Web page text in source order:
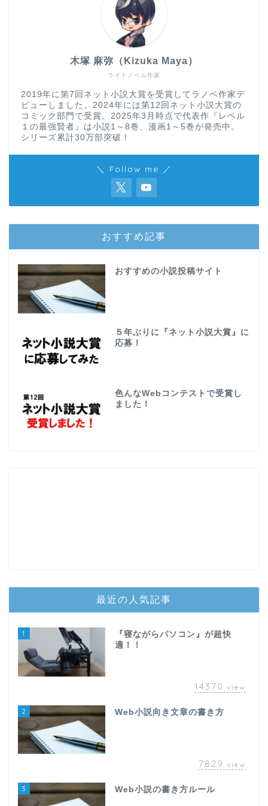
ライトノベル作家
木塚 麻弥（Kizuka Maya）
2019年に第7回ネット小説大賞を受賞してラノベ作家デ
ビューしました。2024年には第12回ネット小説大賞の
コミック部門で受賞。2025年3月時点で代表作『レベル
１の最強賢者』は小説1～8巻、漫画1～5巻が発売中。
シリーズ累計30万部突破！
＼ Follow me ／
おすすめ記事
おすすめの小説投稿サイト
５年ぶりに『ネット小説大賞』に
応募！
色んなWebコンテストで受賞し
ました！
最近の人気記事
1
『寝ながらパソコン』が超快
適！！
14370 view
2 Web小説向き文章の書き方
7829 view
3 Web小説の書き方ルール